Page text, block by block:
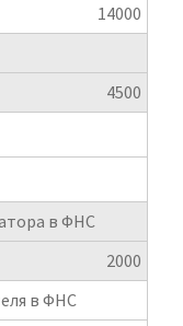
14000
4500
в ФНС
2000
в ФНС